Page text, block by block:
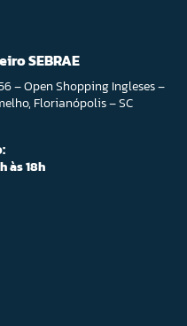
SEBRAE
– Open Shopping Ingleses –
Florianópolis – SC
às 18h